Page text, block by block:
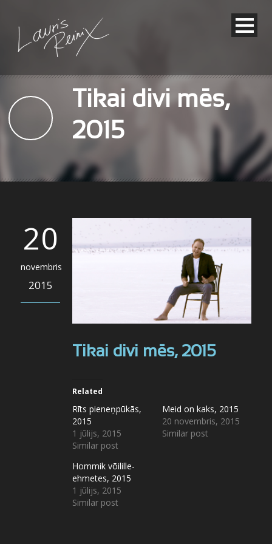
Tikai divi mēs,
2015
20
novembris
2015
Tikai divi mēs, 2015
Related
Rīts pieneņpūkās,
2015
1 jūlijs, 2015
Similar post
Meid on kaks, 2015
20 novembris, 2015
Similar post
Hommik võilille-
ehmetes, 2015
1 jūlijs, 2015
Similar post